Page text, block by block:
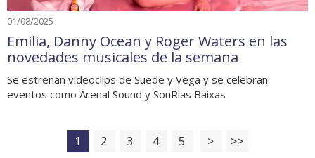
01/08/2025
Emilia, Danny Ocean y Roger Waters en las
novedades musicales de la semana
Se estrenan videoclips de Suede y Vega y se celebran
eventos como Arenal Sound y SonRías Baixas
1 2 3 4 5 > >>